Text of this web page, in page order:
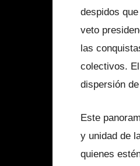
despidos
veto
las
colectivos.
dispersión
Este
y unidad de
quienes